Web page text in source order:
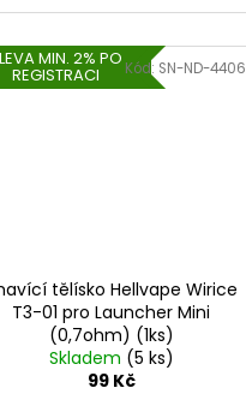
MIN. 2% PO
REGISTRACI
tělísko Hellvape Wirice
T3-01 pro Launcher Mini
(0,7ohm) (1ks)
Skladem (5 ks)
99 Kč
Kód: SN-ND-4406